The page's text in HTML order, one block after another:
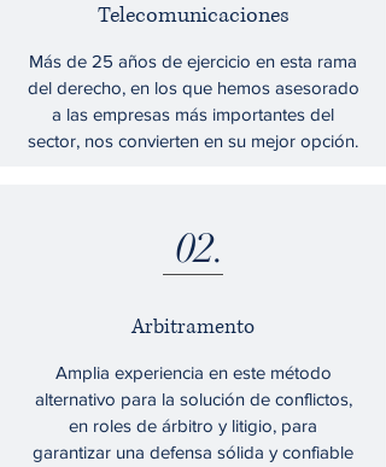
Telecomunicaciones
Más de 25 años de ejercicio en esta rama
del derecho, en los que hemos asesorado
a las empresas más importantes del
sector, nos convierten en su mejor opción.
02.
Arbitramento
Amplia experiencia en este método
alternativo para la solución de conflictos,
en roles de árbitro y litigio, para
garantizar una defensa sólida y confiable